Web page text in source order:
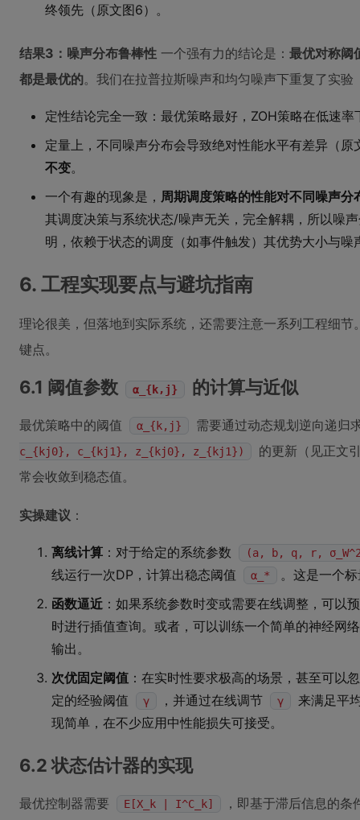
终领先（原文图6）。
结果3：噪声分布鲁棒性 一个强有力的结论是： 最优对称阈
都是最优的。我们在拉普拉斯噪声和均匀噪声下重复了实验
定性结论完全一致：最优策略最好，ZOH策略在低速率
定量上，不同噪声分布会导致绝对性能水平有差异（原
不变。
一个有趣的现象是， 周期调度策略的性能对不同噪声分
其调度决策与系统状态/噪声无关，完全解耦，所以噪
明，依赖于状态的调度（如事件触发）其优势大小与噪
6. 工程实现要点与避坑指南
理论很美，但落地到实际系统，还需要注意一系列工程细
键点。
6.1 阈值参数 α_{k,j} 的计算与近似
最优策略中的阈值 α_{k,j} 需要通过动态规划逆向递归
c_{kj0}, c_{kj1}, z_{kj0}, z_{kj1})
的更新（见正文
常会收敛到稳态值。
实操建议 ：
离线计算 ：对于给定的系统参数 (a, b, q, r,
线运行一次DP，计算出稳态阈值 α_*
。这是一个
函数逼近 ：如果系统参数时变或需要在线调整，可以
时进行插值查询。或者，可以训练一个简单的神经网
输出。
次优固定阈值 ：在实时性要求极高的场景，甚至可以
定的经验阈值
γ ，并通过在线调节 γ
来满足平
现简单，在不少应用中性能损失可接受。
6.2 状态估计器的实现
最优控制器需要 E[X_k | I^C_k]
，即基于滞后信息的